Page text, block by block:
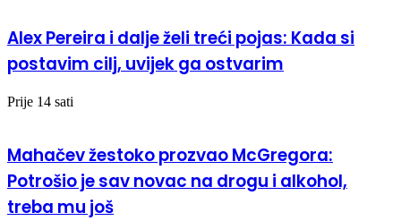
Alex Pereira i dalje želi treći pojas: Kada si
postavim cilj, uvijek ga ostvarim
Prije 14 sati
Mahačev žestoko prozvao McGregora:
Potrošio je sav novac na drogu i alkohol,
treba mu još